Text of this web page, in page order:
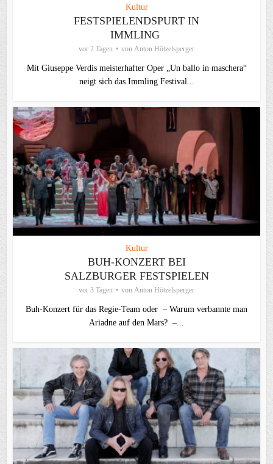
Kultur
FESTSPIELENDSPURT IN
IMMLING
vor 2 Tagen von Anton Hötzelsperger
Mit Giuseppe Verdis meisterhafter Oper „Un ballo in maschera“
neigt sich das Immling Festival...
Kultur
BUH-KONZERT BEI
SALZBURGER FESTSPIELEN
vor 3 Tagen von Anton Hötzelsperger
Buh-Konzert für das Regie-Team oder – Warum verbannte man
Ariadne auf den Mars? –...